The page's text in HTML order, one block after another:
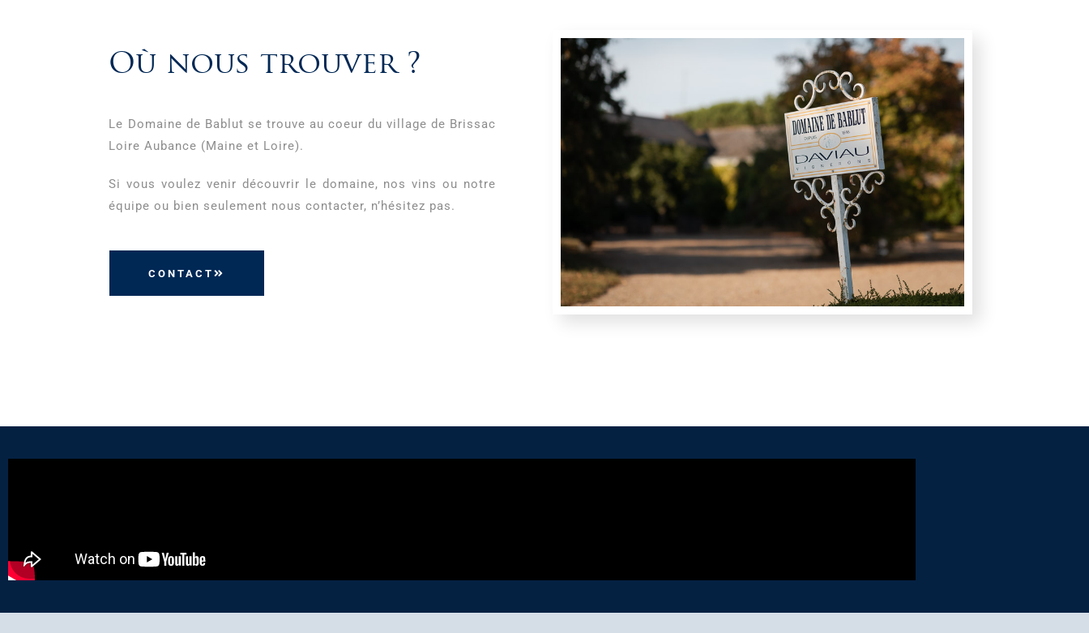
Où nous trouver ?
Le Domaine de Bablut se trouve au coeur du village de Brissac
Loire Aubance (Maine et Loire).
Si vous voulez venir découvrir le domaine, nos vins ou notre
équipe ou bien seulement nous contacter, n’hésitez pas.
CONTACT